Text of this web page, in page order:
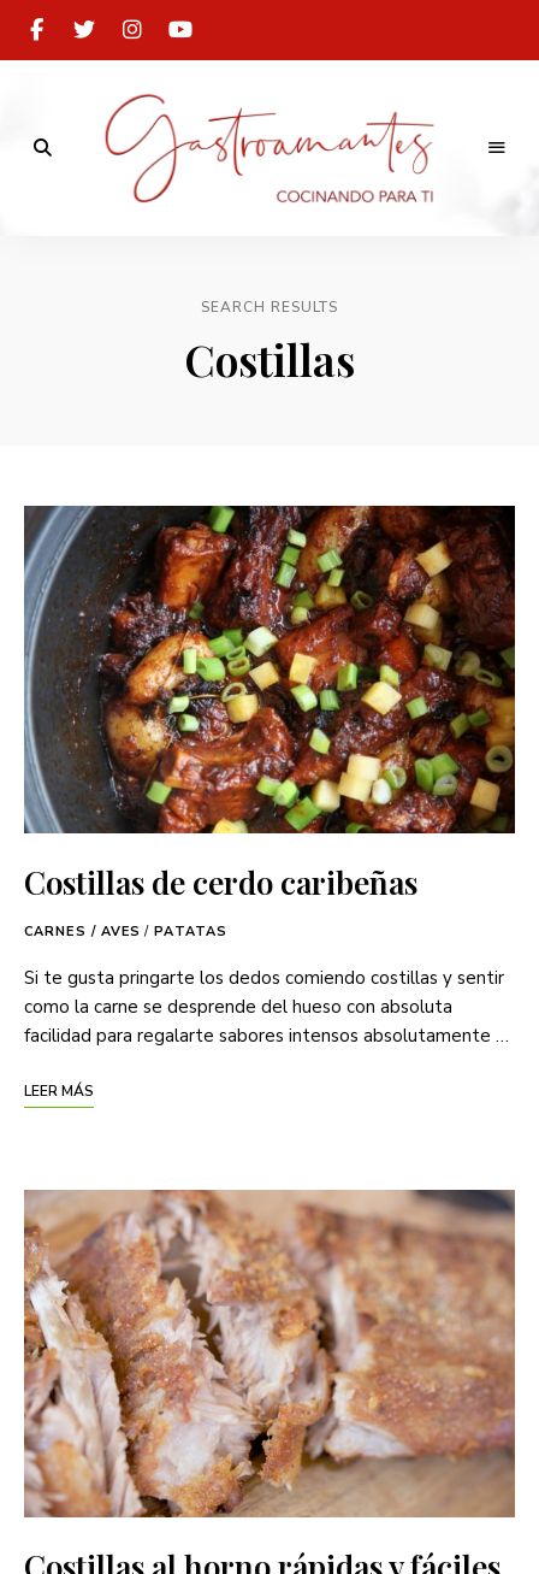
SEARCH RESULTS
Costillas
Costillas de cerdo caribeñas
CARNES / AVES / PATATAS
Si te gusta pringarte los dedos comiendo costillas y sentir
como la carne se desprende del hueso con absoluta
facilidad para regalarte sabores intensos absolutamente …
LEER MÁS